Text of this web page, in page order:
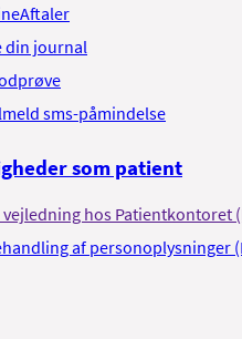
din journal
sms-påmindelse
som patient
vejledning hos Patientkontoret
af personoplysninger